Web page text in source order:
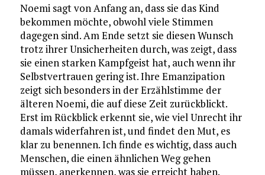
Noemi sagt von Anfang an, dass sie das Kind
bekommen möchte, obwohl viele Stimmen
dagegen sind. Am Ende setzt sie diesen Wunsch
trotz ihrer Unsicherheiten durch, was zeigt, dass
sie einen starken Kampfgeist hat, auch wenn ihr
Selbstvertrauen gering ist. Ihre Emanzipation
zeigt sich besonders in der Erzählstimme der
älteren Noemi, die auf diese Zeit zurückblickt.
Erst im Rückblick erkennt sie, wie viel Unrecht ihr
damals widerfahren ist, und findet den Mut, es
klar zu benennen. Ich finde es wichtig, dass auch
Menschen, die einen ähnlichen Weg gehen
müssen, anerkennen, was sie erreicht haben.